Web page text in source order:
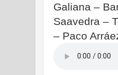
Galiana –
Saavedra –
– Paco